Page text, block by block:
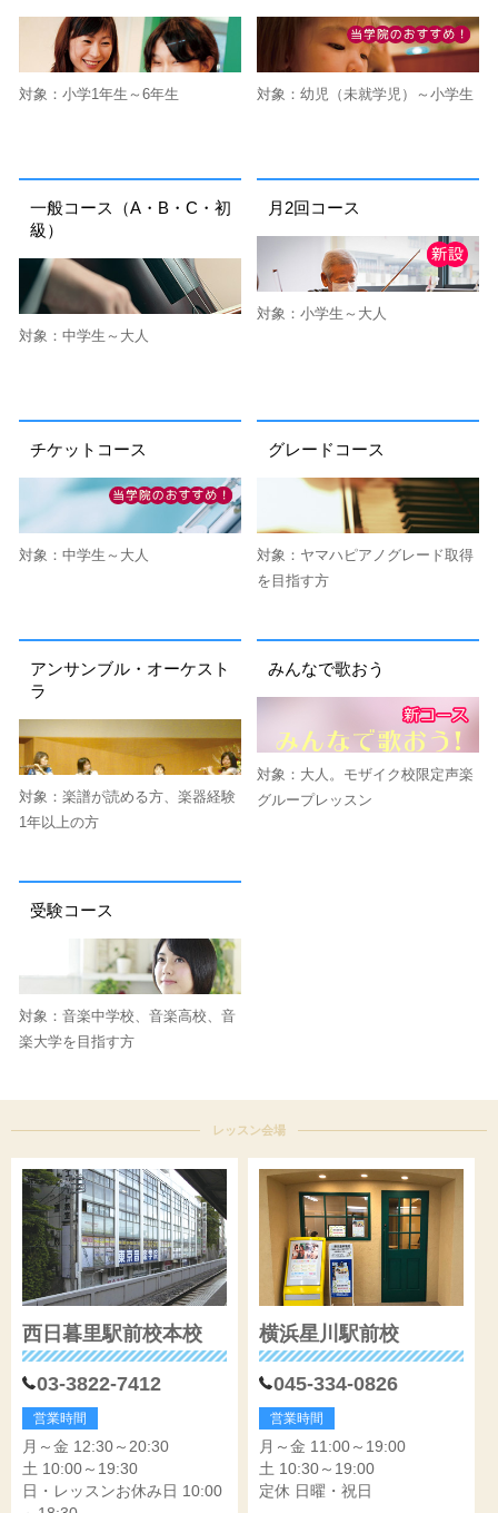
対象：小学1年生～6年生 対象：幼児（未就学児）～小学生
一般コース（A・B・C・初
級）
対象：中学生～大人
月2回コース
対象：小学生～大人
チケットコース
対象：中学生～大人
グレードコース
対象：ヤマハピアノグレード取得
を目指す方
アンサンブル・オーケスト
ラ
対象：楽譜が読める方、楽器経験
1年以上の方
みんなで歌おう
対象：大人。モザイク校限定声楽
グループレッスン
受験コース
対象：音楽中学校、音楽高校、音
楽大学を目指す方
レッスン会場
西日暮里駅前校本校
03-3822-7412
営業時間
月～金 12:30～20:30
土 10:00～19:30
日・レッスンお休み日 10:00
横浜星川駅前校
045-334-0826
営業時間
月～金 11:00～19:00
土 10:30～19:00
定休 日曜・祝日